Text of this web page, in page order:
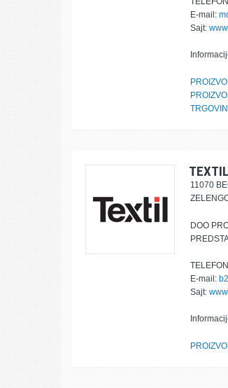
E-mail:
Sajt:
TEXTIL
11070
DOO
E-mail:
Sajt: